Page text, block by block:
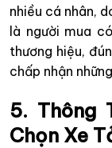
nhiều cá nhân,
là người mua
thương hiệu,
chấp nhận
5. Thông
Chọn Xe